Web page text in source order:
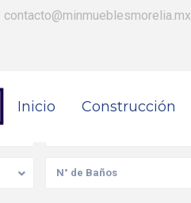
contacto@minmueblesmorelia.mx
Inicio Construcción
N° de Baños